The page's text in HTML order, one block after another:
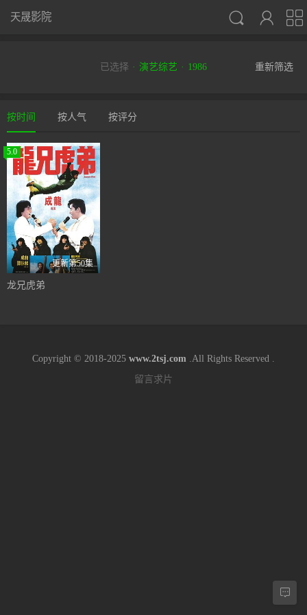



天晟影院
已选择 演艺综艺 1986 重新筛选
按时间 按人气 按评分
5.0
更新第50集
龙兄虎弟
Copyright © 2018-2025 www.2tsj.com .All Rights Reserved .
留言求片
